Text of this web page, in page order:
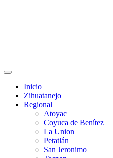
Primary
Inicio
Zihuatanejo
Regional
Atoyac
Coyuca de Benítez
La Union
Petatlán
San Jeronimo